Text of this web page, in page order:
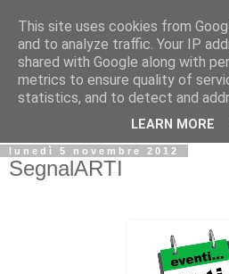
Biblio@rti in
Il Blog della Biblioteca di Area
informazioni iniziative incontri
lunedì 5 novembre 2012
SegnalARTI
This site uses cookies from
and to analyze traffic. Your IP
shared with Google along with
metrics to ensure quality of
statistics, and to detect and
LEARN MORE